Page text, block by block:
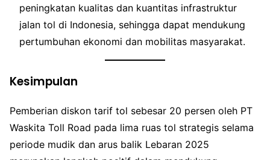
peningkatan kualitas dan kuantitas infrastruktur
jalan tol di Indonesia, sehingga dapat mendukung
pertumbuhan ekonomi dan mobilitas masyarakat.
Kesimpulan
Pemberian diskon tarif tol sebesar 20 persen oleh PT
Waskita Toll Road pada lima ruas tol strategis selama
periode mudik dan arus balik Lebaran 2025